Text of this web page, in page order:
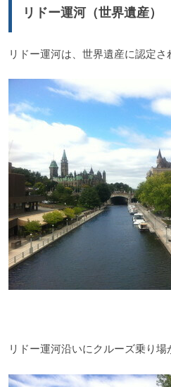
リドー運河（世界遺産）
リドー運河は、世界遺産に認定さ
リドー運河沿いにクルーズ乗り場